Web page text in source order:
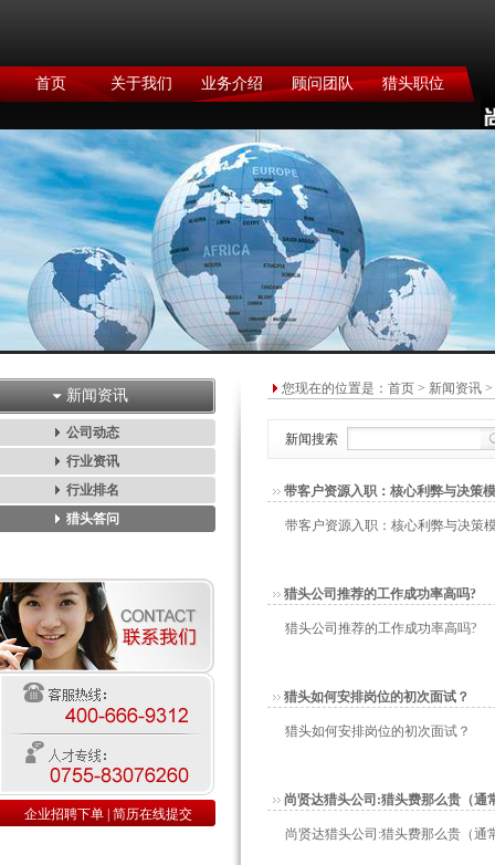
首页 关于我们 业务介绍 顾问团队 猎头职位
新闻资讯
公司动态
行业资讯
行业排名
猎头答问
企业招聘下单 简历在线提交
您现在的位置是： 首页 > 新闻资讯 >
新闻搜索
带客户资源入职：核心利弊与决策
带客户资源入职：核心利弊与决策
猎头公司推荐的工作成功率高吗?
猎头公司推荐的工作成功率高吗?
猎头如何安排岗位的初次面试？
猎头如何安排岗位的初次面试？
尚贤达猎头公司:猎头费那么贵（通
尚贤达猎头公司:猎头费那么贵（通